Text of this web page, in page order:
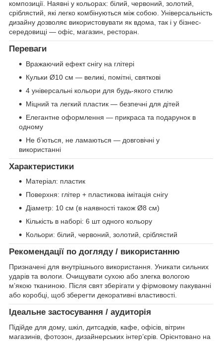
композиції. Наявні у кольорах: білий, червоний, золотий,
сріблястий, які легко комбінуються між собою. Універсальність
дизайну дозволяє використовувати як вдома, так і у бізнес-
середовищі — офіс, магазин, ресторан.
Переваги
Вражаючий ефект снігу на глітері
Кульки Ø10 см — великі, помітні, святкові
4 універсальні кольори для будь-якого стилю
Міцний та легкий пластик — безпечні для дітей
Елегантне оформлення — прикраса та подарунок в
одному
Не б’ються, не ламаються — довговічні у
використанні
Характеристики
Матеріал: пластик
Поверхня: глітер + пластикова імітація снігу
Діаметр: 10 см (в наявності також Ø8 см)
Кількість в наборі: 6 шт одного кольору
Кольори: білий, червоний, золотий, сріблястий
Рекомендації по догляду / використанню
Призначені для внутрішнього використання. Уникати сильних
ударів та вологи. Очищувати сухою або злегка вологою
м’якою тканиною. Після свят зберігати у фірмовому пакуванні
або коробці, щоб зберегти декоративні властивості.
Ідеальне застосування / аудиторія
Підійде для дому, шкіл, дитсадків, кафе, офісів, вітрин
магазинів, фотозон, дизайнерських інтер’єрів. Орієнтовано на